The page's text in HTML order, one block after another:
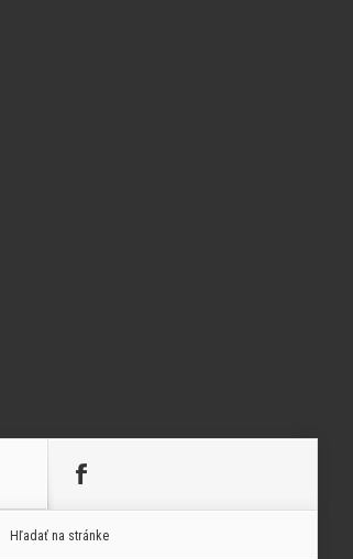
Hľadať na stránke